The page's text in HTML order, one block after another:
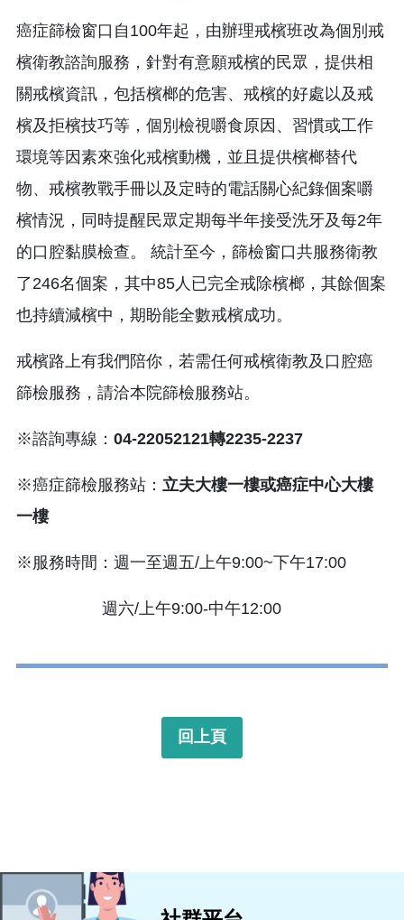
癌症篩檢窗口自100年起，由辦理戒檳班改為個別戒
檳衛教諮詢服務，針對有意願戒檳的民眾，提供相
關戒檳資訊，包括檳榔的危害、戒檳的好處以及戒
檳及拒檳技巧等，個別檢視嚼食原因、習慣或工作
環境等因素來強化戒檳動機，並且提供檳榔替代
物、戒檳教戰手冊以及定時的電話關心紀錄個案嚼
檳情況，同時提醒民眾定期每半年接受洗牙及每2年
的口腔黏膜檢查。 統計至今，篩檢窗口共服務衛教
了246名個案，其中85人已完全戒除檳榔，其餘個案
也持續減檳中，期盼能全數戒檳成功。
戒檳路上有我們陪你，若需任何戒檳衛教及口腔癌
篩檢服務，請洽本院篩檢服務站。
※諮詢專線： 04-22052121轉2235-2237
※癌症篩檢服務站： 立夫大樓一樓或癌症中心大樓
一樓
※服務時間：週一至週五/上午9:00~下午17:00
週六/上午9:00-中午12:00
回上頁